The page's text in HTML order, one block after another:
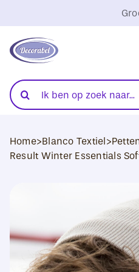
naar
inhoud
Folies
Transferpersen
Hobby Artikelen
DTF Transfers
Zoeken
naar:
Home>Blanco Textiel>
Result Winter Essentials